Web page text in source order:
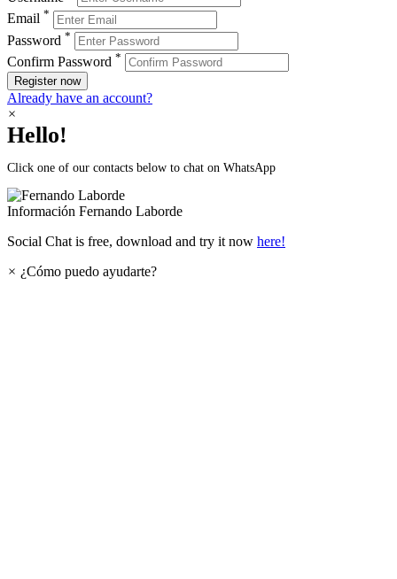
Email *
Password *
Confirm Password *
Register now
Already have an account?
×
Hello!
Click one of our contacts below to chat on WhatsApp
Información Fernando Laborde
Social Chat is free, download and try it now here!
× ¿Cómo puedo ayudarte?